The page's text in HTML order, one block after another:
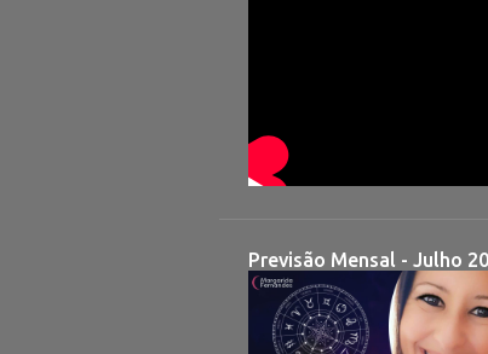
Previsão Mensal - Julho